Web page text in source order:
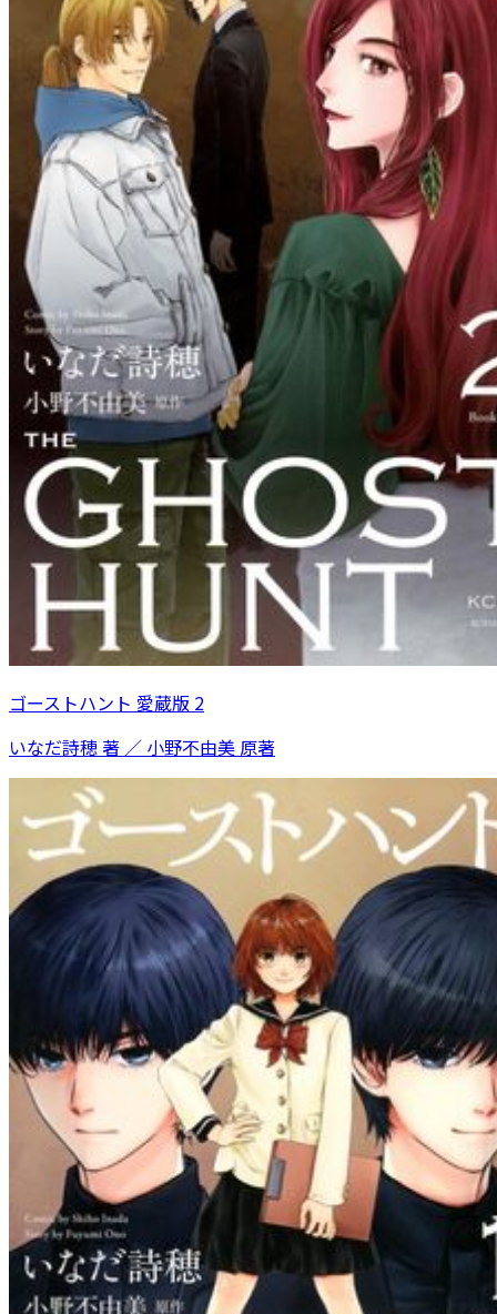
ゴーストハント 愛蔵版 2
いなだ詩穂 著 ／ 小野不由美 原著